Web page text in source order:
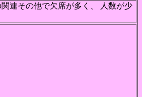
連その他で欠席が多く、 人数が少